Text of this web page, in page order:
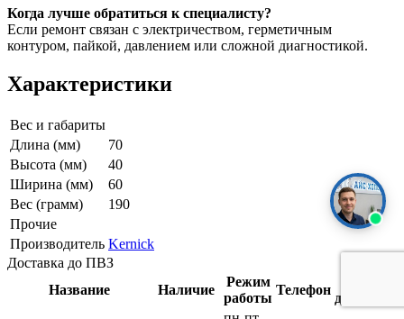
Когда лучше обратиться к специалисту?
Если ремонт связан с электричеством, герметичным
контуром, пайкой, давлением или сложной диагностикой.
Характеристики
Вес и габариты
Длина (мм)
70
Высота (мм)
40
Ширина (мм)
60
Вес (грамм)
190
Прочие
Производитель Kernick
Доставка до ПВЗ
Название
Наличие
Режим
работы
Телефон
доставки